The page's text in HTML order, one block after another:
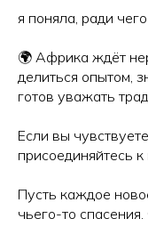
я поняла, ради чего
🌍 Африка ждёт
делиться опытом,
готов уважать
Если вы
присоединяйтесь
Пусть каждое
чьего-то